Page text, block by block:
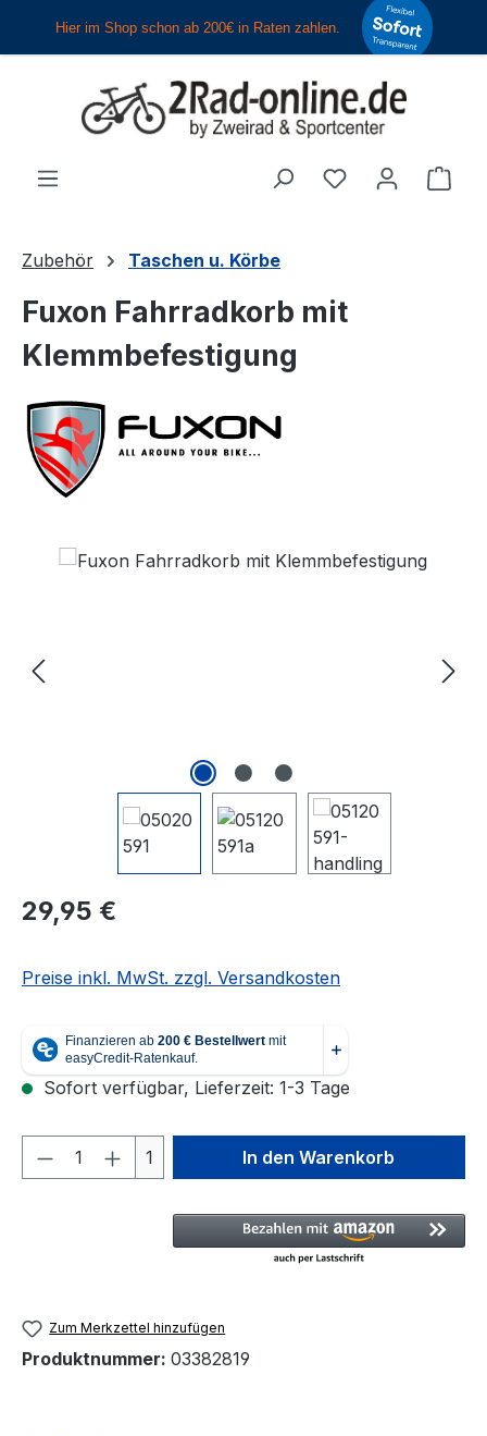
Zum Hauptinhalt springen
Du hast 0
Zubehör Taschen u. Körbe
Fuxon Fahrradkorb mit
Klemmbefestigung
Regulärer Preis:
29,95 €
Preise inkl. MwSt. zzgl. Versandkosten
Sofort verfügbar, Lieferzeit: 1-3 Tage
Produkt Anzahl: Gib den
1 In den Warenkorb
Zum Merkzettel hinzufügen
Produktnummer: 03382819